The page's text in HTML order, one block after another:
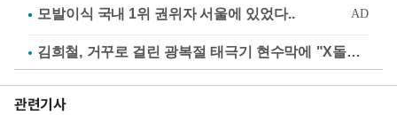
김희철, 거꾸로 걸린 광복절 태극기 현수막에 "X돌았네"
관련기사